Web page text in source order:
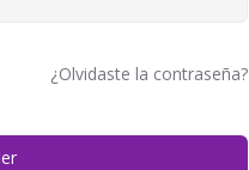
¿Olvidaste la contraseña?